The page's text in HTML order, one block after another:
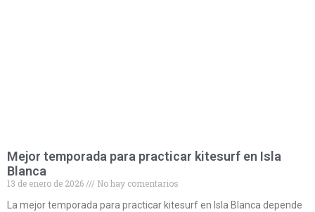
Mejor temporada para practicar kitesurf en Isla
Blanca
13 de enero de 2026
No hay comentarios
La mejor temporada para practicar kitesurf en Isla Blanca depende